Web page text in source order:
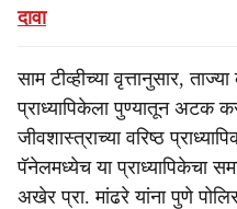
दावा
साम टीव्हीच्या वृत्तानुसार,
प्राध्यापिकेला पुण्यातून अटक
जीवशास्त्राच्या वरिष्ठ
पॅनेलमध्येच या प्राध्यापिकेचा
अखेर प्रा. मांढरे यांना पुणे